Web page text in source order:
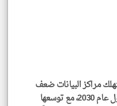
مراكز البيانات ضعف
كمية الكهرباء والمياه بحلول عام 2030، مع توسعها
klyoum.com